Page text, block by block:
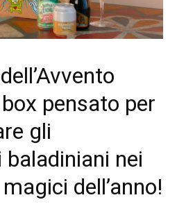
pensato per
gli
nei
dell’anno!